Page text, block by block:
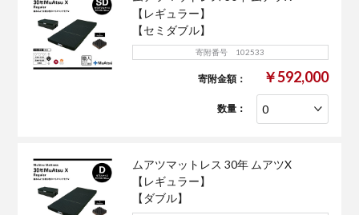
【レギュラー】
【セミダブル】
寄附番号 102533
寄附金額： ￥592,000
数量：
ムアツマットレス 30年 ムアツX
【レギュラー】
【ダブル】